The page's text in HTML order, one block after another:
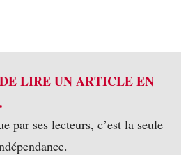
LIRE UN ARTICLE EN
par ses lecteurs, c’est la seule